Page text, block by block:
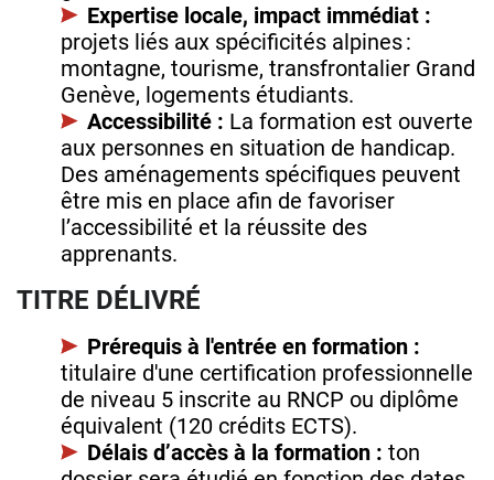
Expertise locale, impact immédiat :
projets liés aux spécificités alpines :
montagne, tourisme, transfrontalier Grand
Genève, logements étudiants.
Accessibilité : La formation est ouverte
aux personnes en situation de handicap.
Des aménagements spécifiques peuvent
être mis en place afin de favoriser
l’accessibilité et la réussite des
apprenants.
TITRE DÉLIVRÉ
Prérequis à l'entrée en formation :
titulaire d'une certification professionnelle
de niveau 5 inscrite au RNCP ou diplôme
équivalent (120 crédits ECTS).
Délais d’accès à la formation : ton